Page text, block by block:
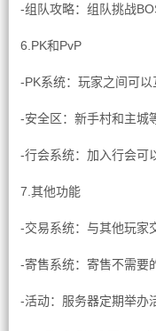
-组队攻略：组队挑战
6.PK和PvP
-PK系统：玩家之间可以
-安全区：新手村和主城
-行会系统：加入行会可
7.其他功能
-交易系统：与其他玩家
-寄售系统：寄售不需要
-活动：服务器定期举办